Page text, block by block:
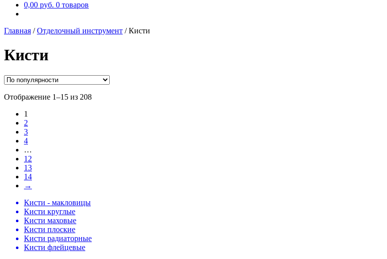
0,00 руб. 0 товаров
Главная /Отделочный инструмент /Кисти
Кисти
Отображение 1–15 из 208
1
2
3
4
…
12
13
14
→
Кисти - макловицы
Кисти круглые
Кисти маховые
Кисти плоские
Кисти радиаторные
Кисти флейцевые